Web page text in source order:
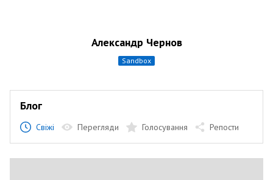
Александр Чернов
sandbox
Блог
Свіжі Перегляди Голосування Репости